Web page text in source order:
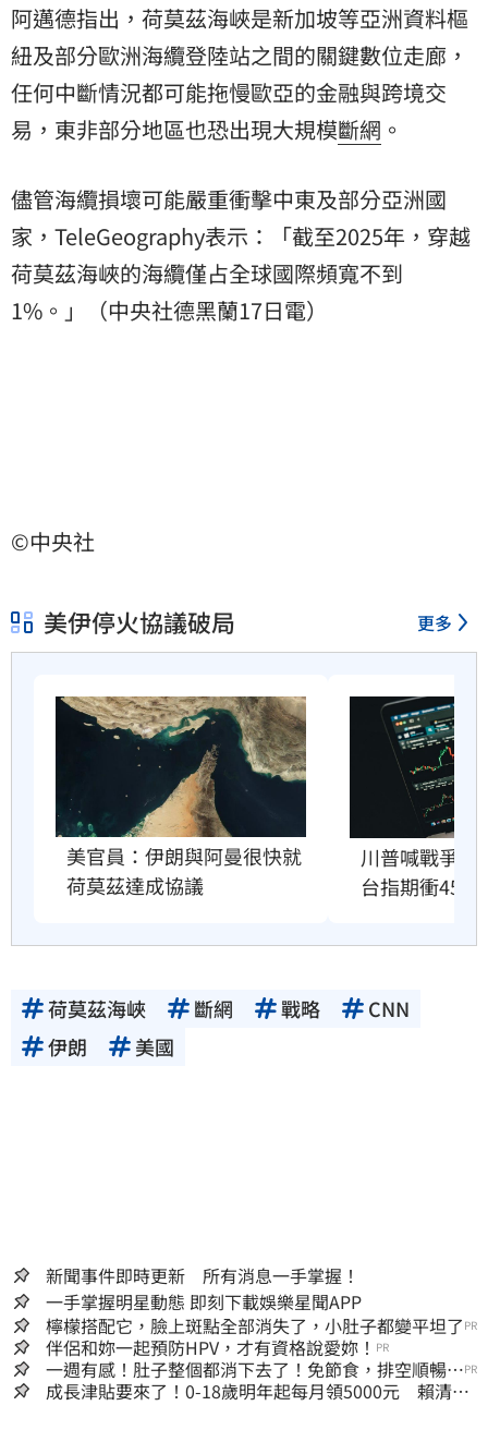
阿邁德指出，荷莫茲海峽是新加坡等亞洲資料樞
紐及部分歐洲海纜登陸站之間的關鍵數位走廊，
任何中斷情況都可能拖慢歐亞的金融與跨境交
易，東非部分地區也恐出現大規模斷網 。
儘管海纜損壞可能嚴重衝擊中東及部分亞洲國
家，TeleGeography表示：「截至2025年，穿越
荷莫茲海峽的海纜僅占全球國際頻寬不到
1%。」（中央社德黑蘭17日電）
©中央社
美伊停火協議破局 更多
美官員：伊朗與阿曼很快就
荷莫茲達成協議
川普喊戰爭快
台指期衝
荷莫茲海峽 斷網 戰略
CNN
伊朗
美國
新聞事件即時更新 所有消息一手掌握！
一手掌握明星動態 即刻下載娛樂星聞APP
檸檬搭配它，臉上斑點全部消失了，小肚子都變平坦了 PR
伴侶和妳一起預防HPV，才有資格說愛妳！ PR
一週有感！肚子整個都消下去了！免節食，排空順暢就
夠
PR
成長津貼要來了！0-18歲明年起每月領5000元 賴清